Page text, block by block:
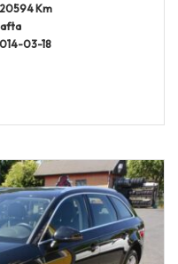
Km
03-18